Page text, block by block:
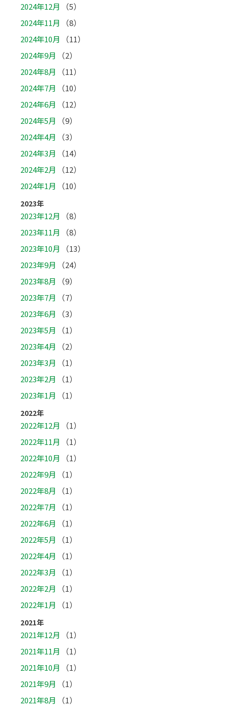
2024年12月
（5）
2024年11月
（8）
2024年10月
（11）
2024年9月
（2）
2024年8月
（11）
2024年7月
（10）
2024年6月
（12）
2024年5月
（9）
2024年4月
（3）
2024年3月
（14）
2024年2月
（12）
2024年1月
（10）
2023年
2023年12月
（8）
2023年11月
（8）
2023年10月
（13）
2023年9月
（24）
2023年8月
（9）
2023年7月
（7）
2023年6月
（3）
2023年5月
（1）
2023年4月
（2）
2023年3月
（1）
2023年2月
（1）
2023年1月
（1）
2022年
2022年12月
（1）
2022年11月
（1）
2022年10月
（1）
2022年9月
（1）
2022年8月
（1）
2022年7月
（1）
2022年6月
（1）
2022年5月
（1）
2022年4月
（1）
2022年3月
（1）
2022年2月
（1）
2022年1月
（1）
2021年
2021年12月
（1）
2021年11月
（1）
2021年10月
（1）
2021年9月
（1）
2021年8月
（1）